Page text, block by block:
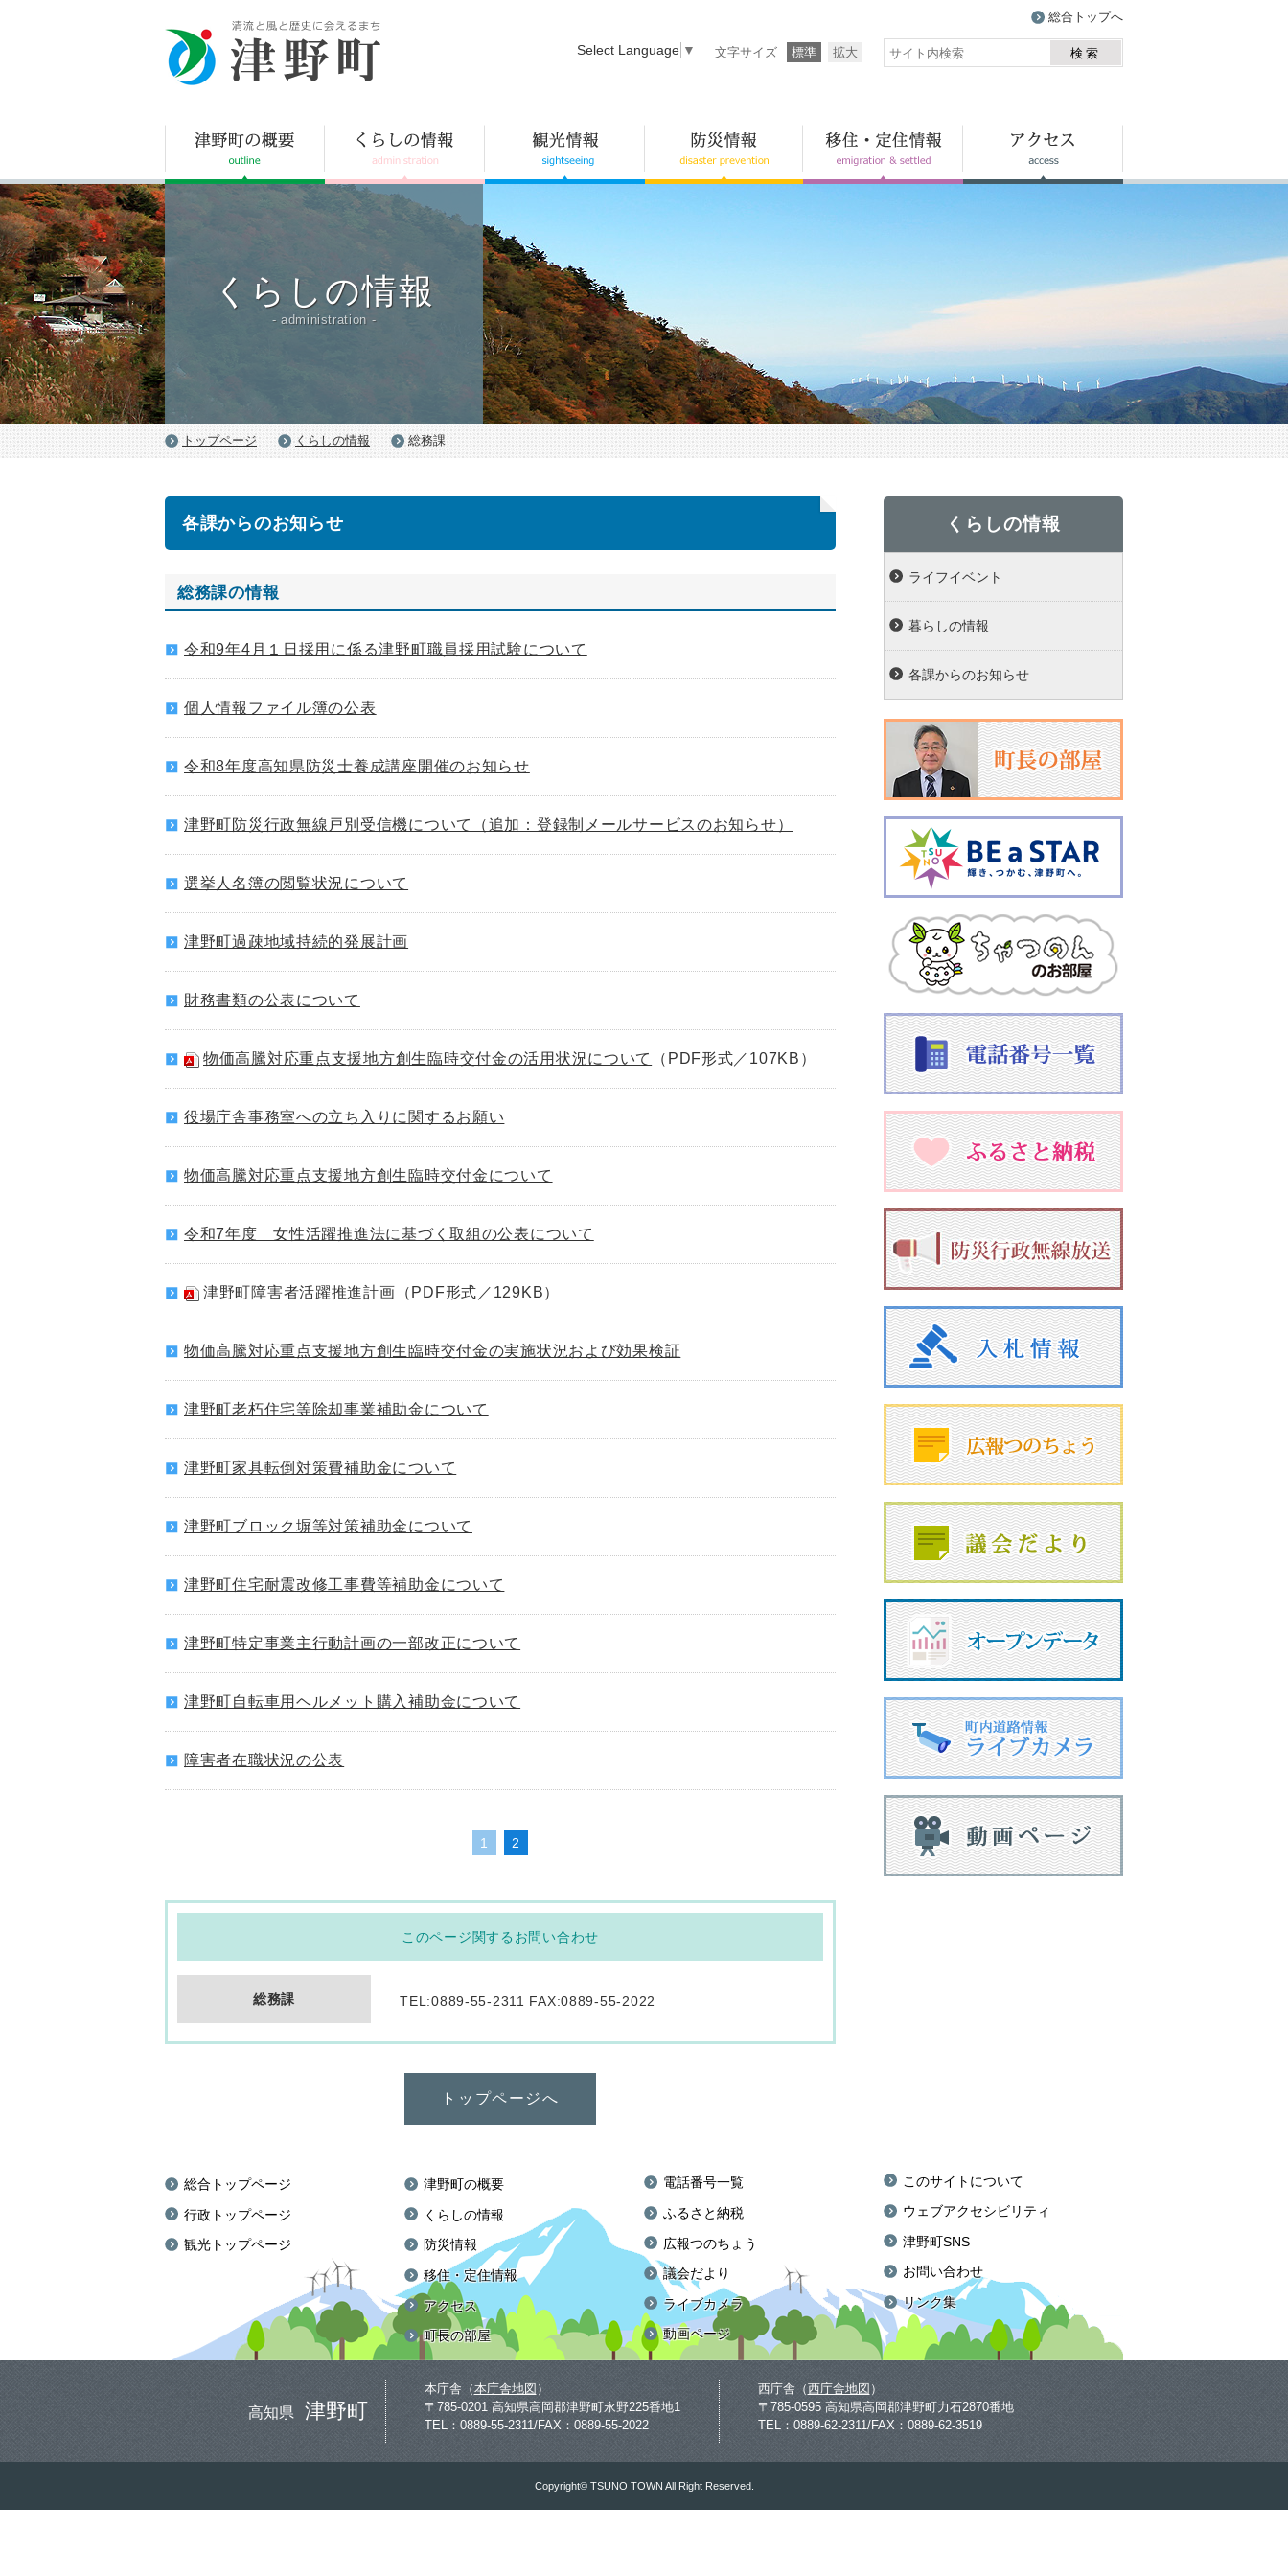
総合トップへ
検索
文字サイズ 標準 拡大
Select Language ▼
くらしの情報
- administration -
トップページ くらしの情報 総務課
各課からのお知らせ
総務課の情報
令和9年4月１日採用に係る津野町職員採用試験について
個人情報ファイル簿の公表
令和8年度高知県防災士養成講座開催のお知らせ
津野町防災行政無線戸別受信機について（追加：登録制メールサービスのお知らせ）
選挙人名簿の閲覧状況について
津野町過疎地域持続的発展計画
財務書類の公表について
物価高騰対応重点支援地方創生臨時交付金の活用状況について （PDF形式／107KB）
役場庁舎事務室への立ち入りに関するお願い
物価高騰対応重点支援地方創生臨時交付金について
令和7年度 女性活躍推進法に基づく取組の公表について
津野町障害者活躍推進計画 （PDF形式／129KB）
物価高騰対応重点支援地方創生臨時交付金の実施状況および効果検証
津野町老朽住宅等除却事業補助金について
津野町家具転倒対策費補助金について
津野町ブロック塀等対策補助金について
津野町住宅耐震改修工事費等補助金について
津野町特定事業主行動計画の一部改正について
津野町自転車用ヘルメット購入補助金について
障害者在職状況の公表
1 2
このページ関するお問い合わせ
総務課 TEL:0889-55-2311 FAX:0889-55-2022
トップページへ
くらしの情報
ライフイベント
暮らしの情報
各課からのお知らせ
総合トップページ
行政トップページ
観光トップページ
津野町の概要
くらしの情報
防災情報
移住・定住情報
アクセス
町長の部屋
電話番号一覧
ふるさと納税
広報つのちょう
議会だより
ライブカメラ
動画ページ
このサイトについて
ウェブアクセシビリティ
津野町SNS
お問い合わせ
リンク集
高知県 津野町
本庁舎（本庁舎地図 ）
〒785-0201 高知県高岡郡津野町永野225番地1
TEL：0889-55-2311/FAX：0889-55-2022
西庁舎（西庁舎地図 ）
〒785-0595 高知県高岡郡津野町力石2870番地
TEL：0889-62-2311/FAX：0889-62-3519
Copyright© TSUNO TOWN All Right Reserved.